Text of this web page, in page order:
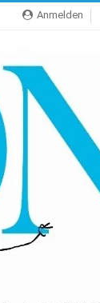
Anmelden